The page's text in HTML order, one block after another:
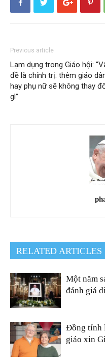
Previous article
Lạm dụng trong Giáo hội:
đề là chính trị: thêm giáo
hay phụ nữ sẽ không thay
gì”
RELATED ARTICLES
Một năm
đánh giá
Đồng tính
giáo xin